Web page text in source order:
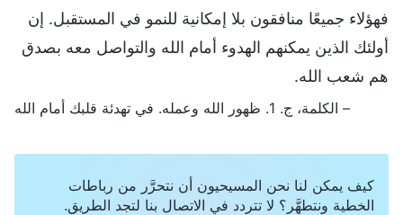
فهؤلاء جميعًا منافقون بلا إمكانية للنمو في المستقبل. إن
أولئك الذين يمكنهم الهدوء أمام الله والتواصل معه بصدق
هم شعب الله.
– الكلمة، ج. 1. ظهور الله وعمله. في تهدئة قلبك أمام الله
كيف يمكن لنا نحن المسيحيون أن نتحرَّر من رباطات
الخطية ونتطهَّر؟ لا تتردد في الاتصال بنا لتجد الطريق.